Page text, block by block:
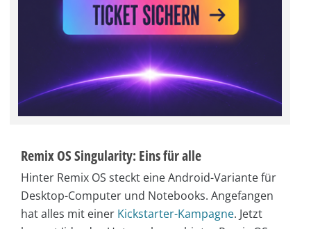
Remix OS Singularity: Eins für alle
Hinter Remix OS steckt eine Android-Variante für
Desktop-Computer und Notebooks. Angefangen
hat alles mit einer Kickstarter-Kampagne. Jetzt